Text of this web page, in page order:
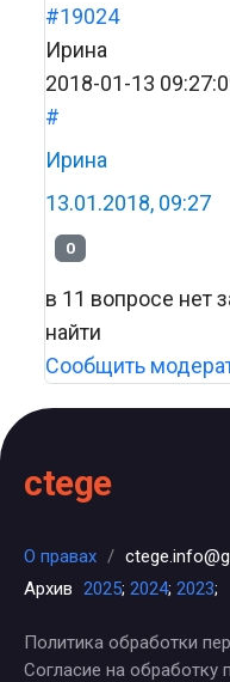
#19024
Ирина
2018-01-13
#
Ирина
13.01.2018, 09:27
0
в 11 вопросе нет
найти
Сообщить
ctege
О правах /
Архив 2025; 2024; 2023;
Политика обработки
Согласие на обработку